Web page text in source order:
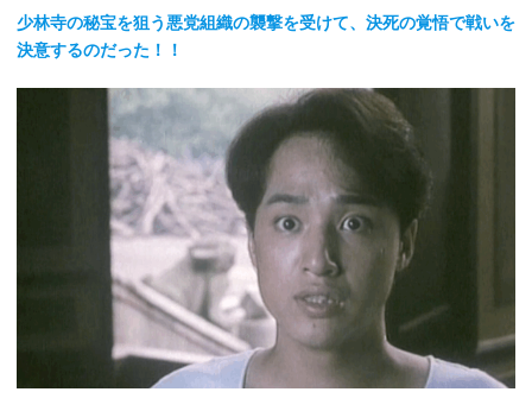
少林寺の秘宝を狙う悪党組織の襲撃を受けて、決死の覚悟で戦いを
決意するのだった！！